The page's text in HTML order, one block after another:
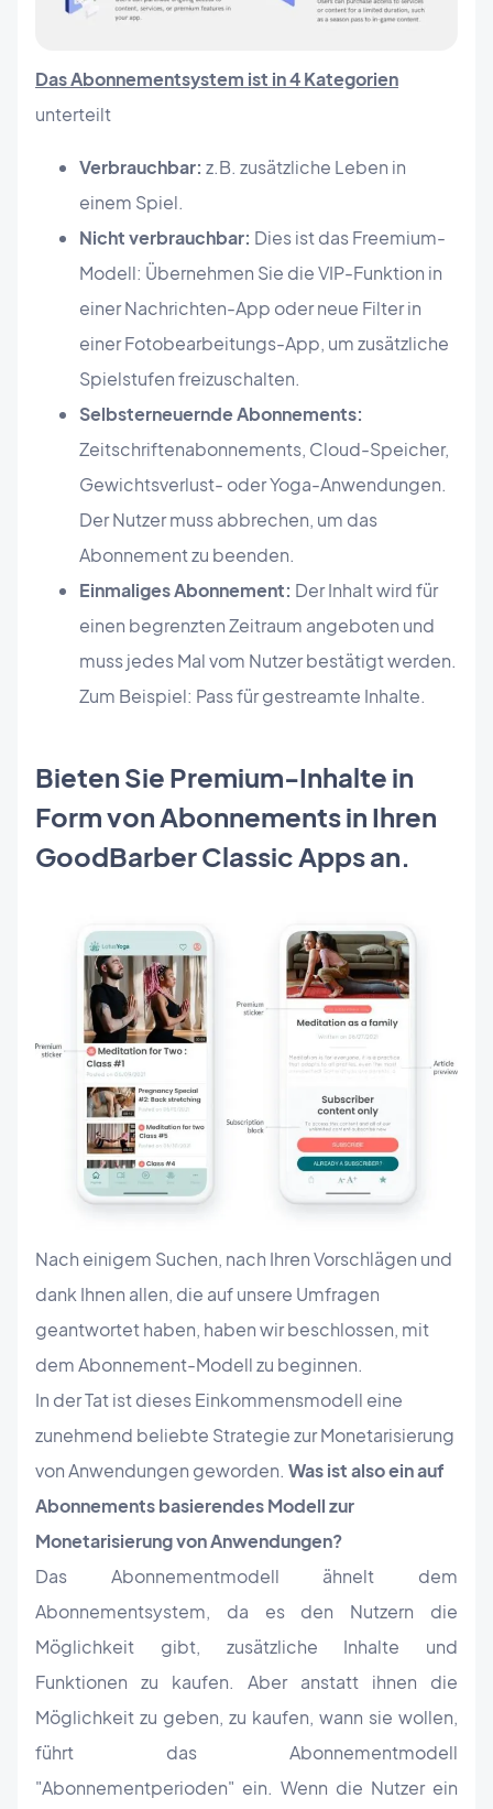
Das Abonnementsystem ist in 4 Kategorien
unterteilt
Verbrauchbar: z.B. zusätzliche Leben in
einem Spiel.
Nicht verbrauchbar: Dies ist das Freemium-
Modell: Übernehmen Sie die VIP-Funktion in
einer Nachrichten-App oder neue Filter in
einer Fotobearbeitungs-App, um zusätzliche
Spielstufen freizuschalten.
Selbsterneuernde Abonnements:
Zeitschriftenabonnements, Cloud-Speicher,
Gewichtsverlust- oder Yoga-Anwendungen.
Der Nutzer muss abbrechen, um das
Abonnement zu beenden.
Einmaliges Abonnement: Der Inhalt wird für
einen begrenzten Zeitraum angeboten und
muss jedes Mal vom Nutzer bestätigt werden.
Zum Beispiel: Pass für gestreamte Inhalte.
Bieten Sie Premium-Inhalte in
Form von Abonnements in Ihren
GoodBarber Classic Apps an.
Nach einigem Suchen, nach Ihren Vorschlägen und
dank Ihnen allen, die auf unsere Umfragen
geantwortet haben, haben wir beschlossen, mit
dem Abonnement-Modell zu beginnen.
In der Tat ist dieses Einkommensmodell eine
zunehmend beliebte Strategie zur Monetarisierung
von Anwendungen geworden. Was ist also ein auf
Abonnements basierendes Modell zur
Monetarisierung von Anwendungen?
Das Abonnementmodell ähnelt dem
Abonnementsystem, da es den Nutzern die
Möglichkeit gibt, zusätzliche Inhalte und
Funktionen zu kaufen. Aber anstatt ihnen die
Möglichkeit zu geben, zu kaufen, wann sie wollen,
führt das Abonnementmodell
"Abonnementperioden" ein. Wenn die Nutzer ein